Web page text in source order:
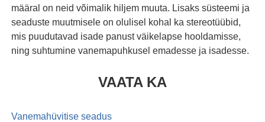
määral on neid võimalik hiljem muuta. Lisaks süsteemi ja
seaduste muutmisele on olulisel kohal ka stereotüübid,
mis puudutavad isade panust väikelapse hooldamisse,
ning suhtumine vanemapuhkusel emadesse ja isadesse.
VAATA KA
Vanemahüvitise seadus